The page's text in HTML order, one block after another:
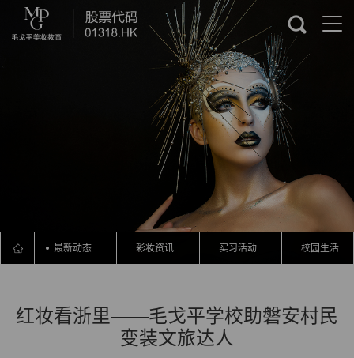
最新动态 彩妆资讯 实习活动 校园生活
红妆看浙里——毛戈平学校助磐安村民
变装文旅达人